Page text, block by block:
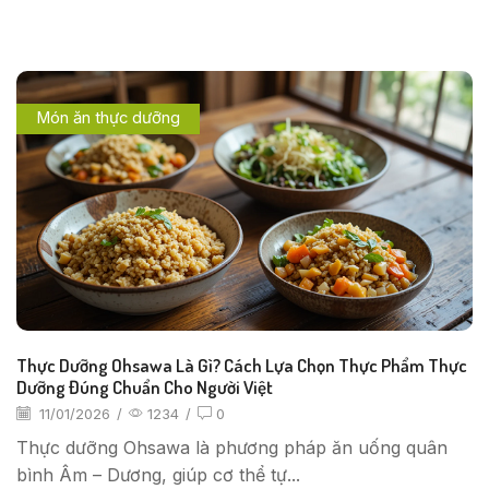
Món ăn thực dưỡng
Thực Dưỡng Ohsawa Là Gì? Cách Lựa Chọn Thực Phẩm Thực
Dưỡng Đúng Chuẩn Cho Người Việt
11/01/2026 / 1234 / 0
Thực dưỡng Ohsawa là phương pháp ăn uống quân
bình Âm – Dương, giúp cơ thể tự...